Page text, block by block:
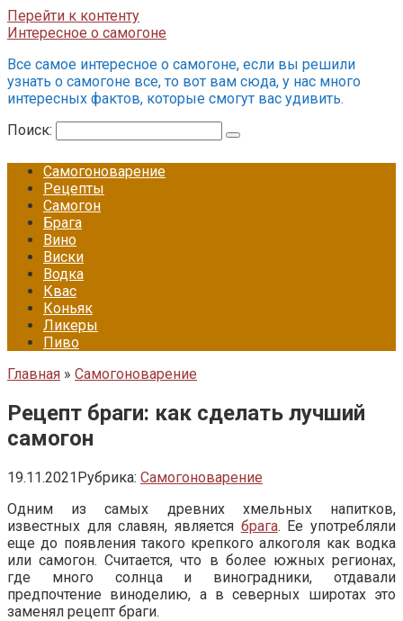
Перейти к контенту
Интересное о самогоне
Все самое интересное о самогоне, если вы решили
узнать о самогоне все, то вот вам сюда, у нас много
интересных фактов, которые смогут вас удивить.
Поиск:
Самогоноварение
Рецепты
Самогон
Брага
Вино
Виски
Водка
Квас
Коньяк
Ликеры
Пиво
Главная » Самогоноварение
Рецепт браги: как сделать лучший
самогон
19.11.2021Рубрика: Самогоноварение
Одним из самых древних хмельных напитков,
известных для славян, является брага. Ее употребляли
еще до появления такого крепкого алкоголя как водка
или самогон. Считается, что в более южных регионах,
где много солнца и виноградники, отдавали
предпочтение виноделию, а в северных широтах это
заменял рецепт браги.